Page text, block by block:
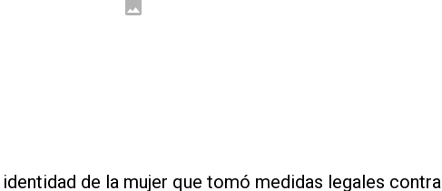
de la mujer que tomó medidas legales contra